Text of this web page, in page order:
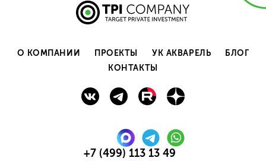
О КОМПАНИИ ПРОЕКТЫ УК АКВАРЕЛЬ
БЛОГ
КОНТАКТЫ
+7 (499) 113 13 49